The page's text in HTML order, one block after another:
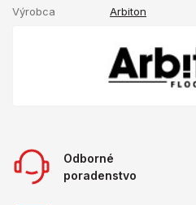
Výrobca
Arbiton
Odborné
poradenstvo